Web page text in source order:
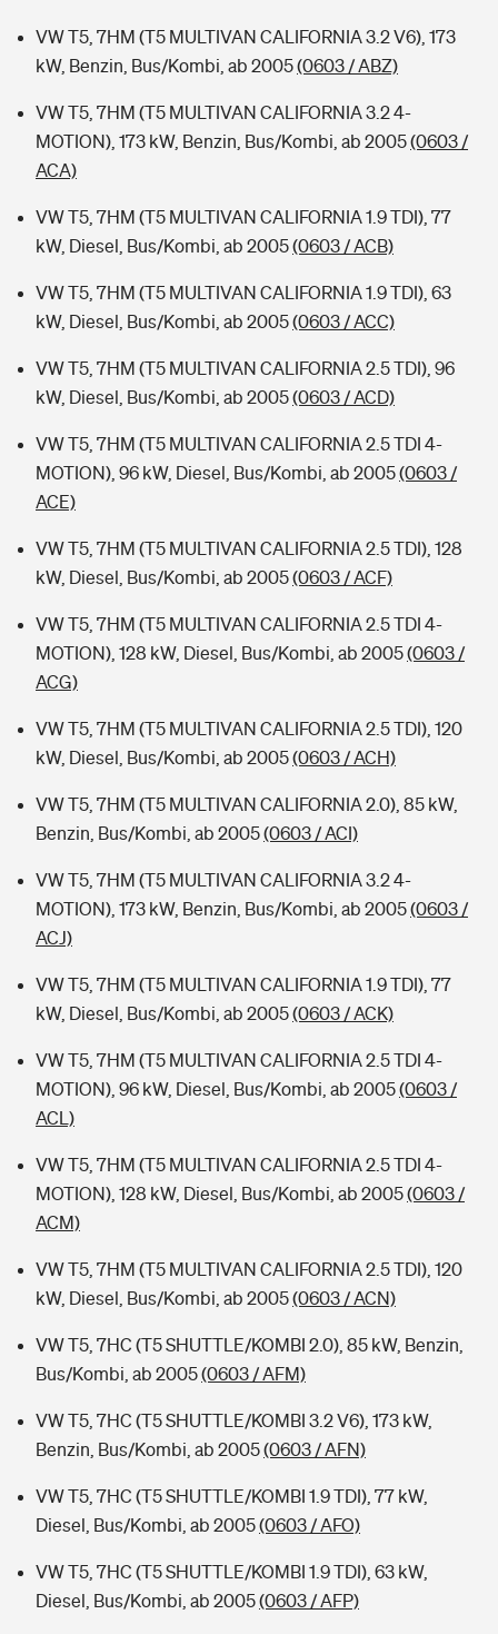
VW T5, 7HM (T5 MULTIVAN CALIFORNIA 3.2 V6), 173
kW, Benzin, Bus/Kombi, ab 2005(0603 / ABZ)
VW T5, 7HM (T5 MULTIVAN CALIFORNIA 3.2 4-
MOTION), 173 kW, Benzin, Bus/Kombi, ab 2005(0603 /
ACA)
VW T5, 7HM (T5 MULTIVAN CALIFORNIA 1.9 TDI), 77
kW, Diesel, Bus/Kombi, ab 2005(0603 / ACB)
VW T5, 7HM (T5 MULTIVAN CALIFORNIA 1.9 TDI), 63
kW, Diesel, Bus/Kombi, ab 2005(0603 / ACC)
VW T5, 7HM (T5 MULTIVAN CALIFORNIA 2.5 TDI), 96
kW, Diesel, Bus/Kombi, ab 2005(0603 / ACD)
VW T5, 7HM (T5 MULTIVAN CALIFORNIA 2.5 TDI 4-
MOTION), 96 kW, Diesel, Bus/Kombi, ab 2005(0603 /
ACE)
VW T5, 7HM (T5 MULTIVAN CALIFORNIA 2.5 TDI), 128
kW, Diesel, Bus/Kombi, ab 2005(0603 / ACF)
VW T5, 7HM (T5 MULTIVAN CALIFORNIA 2.5 TDI 4-
MOTION), 128 kW, Diesel, Bus/Kombi, ab 2005(0603 /
ACG)
VW T5, 7HM (T5 MULTIVAN CALIFORNIA 2.5 TDI), 120
kW, Diesel, Bus/Kombi, ab 2005(0603 / ACH)
VW T5, 7HM (T5 MULTIVAN CALIFORNIA 2.0), 85 kW,
Benzin, Bus/Kombi, ab 2005(0603 / ACI)
VW T5, 7HM (T5 MULTIVAN CALIFORNIA 3.2 4-
MOTION), 173 kW, Benzin, Bus/Kombi, ab 2005(0603 /
ACJ)
VW T5, 7HM (T5 MULTIVAN CALIFORNIA 1.9 TDI), 77
kW, Diesel, Bus/Kombi, ab 2005(0603 / ACK)
VW T5, 7HM (T5 MULTIVAN CALIFORNIA 2.5 TDI 4-
MOTION), 96 kW, Diesel, Bus/Kombi, ab 2005(0603 /
ACL)
VW T5, 7HM (T5 MULTIVAN CALIFORNIA 2.5 TDI 4-
MOTION), 128 kW, Diesel, Bus/Kombi, ab 2005(0603 /
ACM)
VW T5, 7HM (T5 MULTIVAN CALIFORNIA 2.5 TDI), 120
kW, Diesel, Bus/Kombi, ab 2005(0603 / ACN)
VW T5, 7HC (T5 SHUTTLE/KOMBI 2.0), 85 kW, Benzin,
Bus/Kombi, ab 2005(0603 / AFM)
VW T5, 7HC (T5 SHUTTLE/KOMBI 3.2 V6), 173 kW,
Benzin, Bus/Kombi, ab 2005(0603 / AFN)
VW T5, 7HC (T5 SHUTTLE/KOMBI 1.9 TDI), 77 kW,
Diesel, Bus/Kombi, ab 2005(0603 / AFO)
VW T5, 7HC (T5 SHUTTLE/KOMBI 1.9 TDI), 63 kW,
Diesel, Bus/Kombi, ab 2005(0603 / AFP)